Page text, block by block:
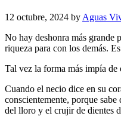
12 octubre, 2024 by Aguas
No hay deshonra más grande
riqueza para con los demás.
Tal vez la forma más impía de
Cuando el necio dice en su
conscientemente, porque
del lloro y el crujir de dientes